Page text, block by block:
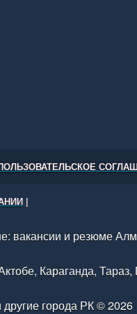
|
вакансии и резюме
Караганда,
другие города РК © 2026